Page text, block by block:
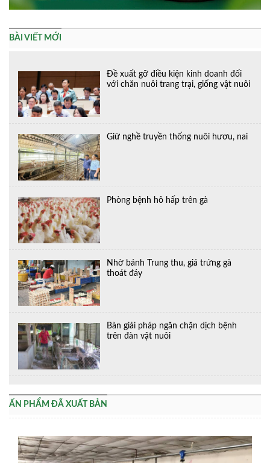
BÀI VIẾT MỚI
Đề xuất gỡ điều kiện kinh doanh đối
với chăn nuôi trang trại, giống vật nuôi
Giữ nghề truyền thống nuôi hươu, nai
Phòng bệnh hô hấp trên gà
Nhờ bánh Trung thu, giá trứng gà
thoát đáy
Bàn giải pháp ngăn chặn dịch bệnh
trên đàn vật nuôi
ẤN PHẨM ĐÃ XUẤT BẢN